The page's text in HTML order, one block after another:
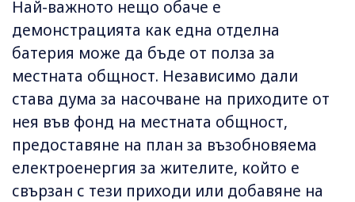
Най-важното нещо обаче е
демонстрацията как една отделна
батерия може да бъде от полза за
местната общност. Независимо дали
става дума за насочване на приходите от
нея във фонд на местната общност,
предоставяне на план за възобновяема
електроенергия за жителите, който е
свързан с тези приходи или добавяне на